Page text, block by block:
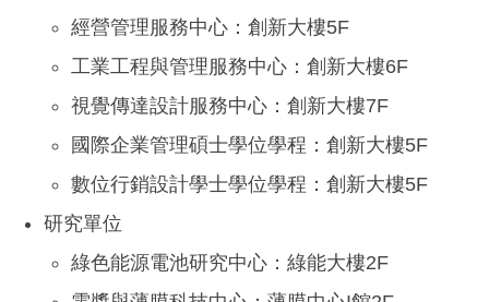
經營管理服務中心：創新大樓5F
工業工程與管理服務中心：創新大樓6F
視覺傳達設計服務中心：創新大樓7F
國際企業管理碩士學位學程：創新大樓5F
數位行銷設計學士學位學程：創新大樓5F
研究單位
綠色能源電池研究中心：綠能大樓2F